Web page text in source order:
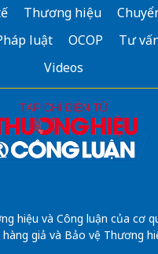
Thương hiệu
luật
OCOP Tư
Videos
hiệu và Công luận của cơ
giả và Bảo vệ Thương